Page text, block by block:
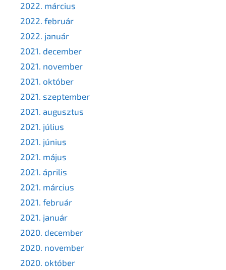
2022. március
2022. február
2022. január
2021. december
2021. november
2021. október
2021. szeptember
2021. augusztus
2021. július
2021. június
2021. május
2021. április
2021. március
2021. február
2021. január
2020. december
2020. november
2020. október